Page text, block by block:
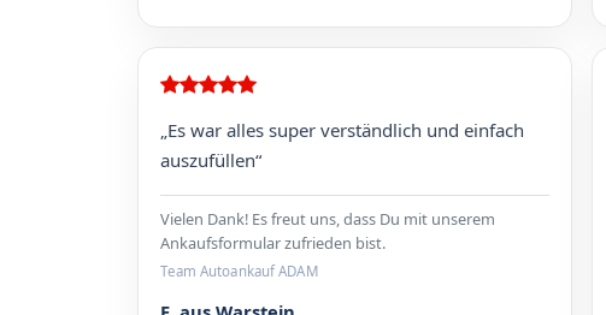
„Es war alles super verständlich und einfach
auszufüllen“
Vielen Dank! Es freut uns, dass Du mit unserem
Ankaufsformular zufrieden bist.
Team Autoankauf ADAM